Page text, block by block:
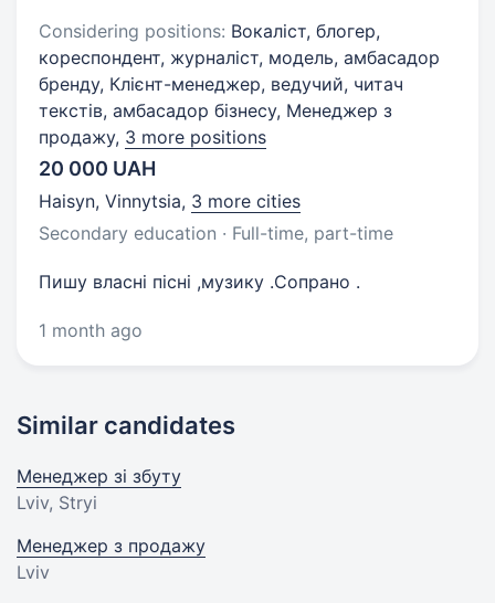
Considering positions: Вокаліст, блогер,
кореспондент, журналіст, модель, амбасадор
бренду, Клієнт-менеджер, ведучий, читач
текстів, амбасадор бізнесу, Менеджер з
продажу, 3 more positions
20 000 UAH
Haisyn, Vinnytsia, 3 more cities
Secondary education · Full-time, part-time
Пишу власні пісні ,музику .Сопрано .
1 month ago
Similar candidates
Менеджер зі збуту
Lviv, Stryi
Менеджер з продажу
Lviv